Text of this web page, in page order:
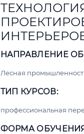
НАПРАВЛЕНИЕ
Лесная
ТИП КУРСОВ:
профессиональная
ФОРМА